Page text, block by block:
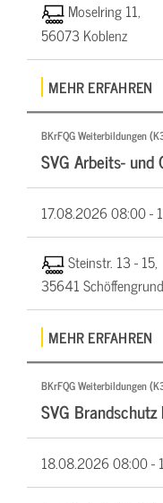
Moselring 11,
56073 Koblenz
MEHR ERFAHREN
BKrFQG Weiterbildungen
SVG Arbeits- und
17.08.202608:00 -
Steinstr. 13 - 15,
35641 Schöffengrund
MEHR ERFAHREN
BKrFQG Weiterbildungen
SVG Brandschutz
18.08.202608:00 -